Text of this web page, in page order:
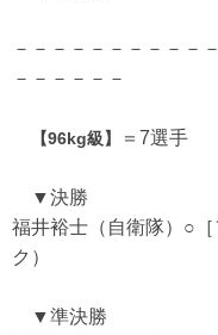
－－－－－－－－－－
－－－－－－
【96kg級】 ＝7選手
▼決勝
福井裕士（自衛隊）○
ク）
▼準決勝